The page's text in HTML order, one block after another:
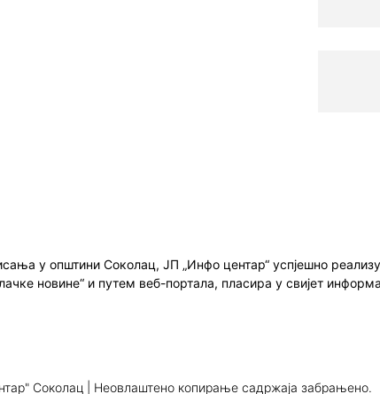
у општини Соколац, ЈП „Инфо центар“ успјешно
новине“ и путем веб-портала, пласира у свијет
Соколац | Неовлаштено копирање садржаја забрањено.